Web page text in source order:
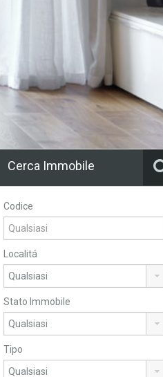
Cerca Immobile
Codice
Localitá
Stato Immobile
Tipo